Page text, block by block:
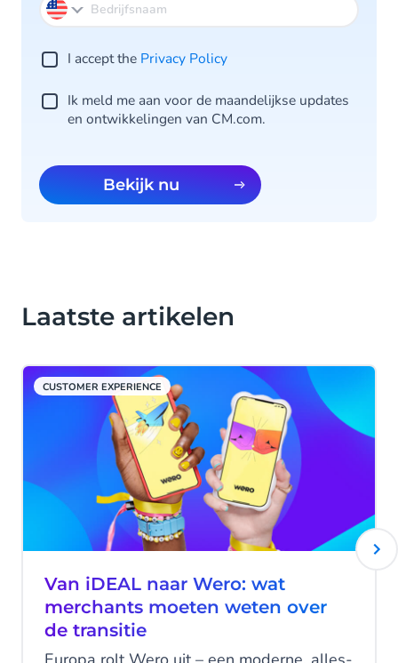
I accept the Privacy Po licy
Ik meld me aan voor de maandelijkse updates
en ontwikkelingen van CM.com.
Bekijk nu
Laatste artikelen
CUSTOMER EXPERIENCE
Van iDEAL naar Wero: wat
merchants moeten weten over
de transitie